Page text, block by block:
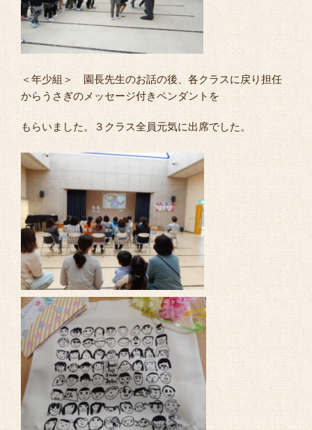
＜年少組＞ 園長先生のお話の後、各クラスに戻り担任
からうさぎのメッセージ付きペンダントを
もらいました。３クラス全員元気に出席でした。